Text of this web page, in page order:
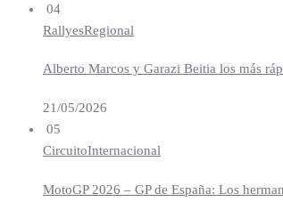
04
RallyesRegional
Alberto Marcos y Garazi Beitia los más
21/05/2026
05
CircuitoInternacional
MotoGP 2026 – GP de España: Los